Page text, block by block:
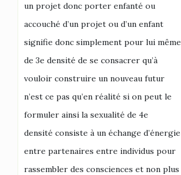
un projet donc porter enfanté ou
accouché d’un projet ou d’un enfant
signifie donc simplement pour lui même
de 3e densité de se consacrer qu’à
vouloir construire un nouveau futur
n’est ce pas qu’en réalité si on peut le
formuler ainsi la sexualité de 4e
densité consiste à un échange d’énergie
entre partenaires entre individus pour
rassembler des consciences et non plus